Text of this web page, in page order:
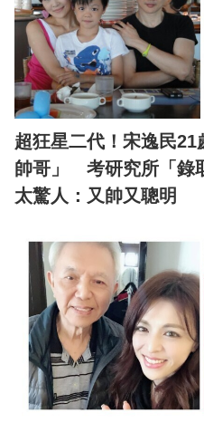
超狂星二代！宋逸民
帥哥」 考研究所「錄
太驚人：又帥又聰明